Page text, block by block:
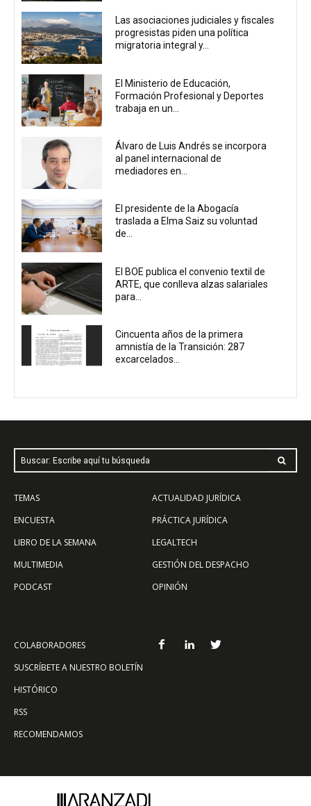
Las asociaciones judiciales y fiscales
progresistas piden una política
migratoria integral y...
El Ministerio de Educación,
Formación Profesional y Deportes
trabaja en un...
Álvaro de Luis Andrés se incorpora
al panel internacional de
mediadores en...
El presidente de la Abogacía
traslada a Elma Saiz su voluntad
de...
El BOE publica el convenio textil de
ARTE, que conlleva alzas salariales
para...
Cincuenta años de la primera
amnistía de la Transición: 287
excarcelados...
Buscar: Escribe aquí tu búsqueda
TEMAS
ENCUESTA
LIBRO DE LA SEMANA
MULTIMEDIA
PODCAST
ACTUALIDAD JURÍDICA
PRÁCTICA JURÍDICA
LEGALTECH
GESTIÓN DEL DESPACHO
OPINIÓN
COLABORADORES
SUSCRÍBETE A NUESTRO BOLETÍN
HISTÓRICO
RSS
RECOMENDAMOS